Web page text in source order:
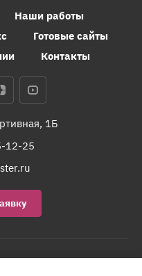
Наши работы
Готовые сайты
Контакты
1Б
12-25